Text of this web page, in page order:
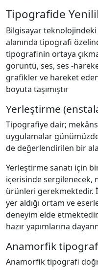
Tipografide
Bilgisayar
alanında tipografi
tipografinin ortaya
görüntü, ses, ses -
grafikler ve hareket
boyuta taşımıştır
Yerleştirme
Tipografiye dair;
uygulamalar
de değerlendirilen bir
Yerleştirme sanatı için
içerisinde sergilenecek,
ürünleri gerekmektedir.
yer aldığı ortam ve
deneyim elde
hazır yapımlarına
Anamorfik
Anamorfik tipografi